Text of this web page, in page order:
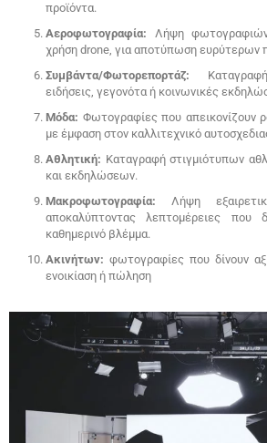
προϊόντα.
Αεροφωτογραφία: Λήψη
χρήση drone, για αποτύπωση ευρύτερων
Συμβάντα/Φωτορεπορτάζ:
ειδήσεις, γεγονότα ή κοινωνικές
Μόδα: Φωτογραφίες που απεικονίζουν
με έμφαση στον καλλιτεχνικό
Αθλητική: Καταγραφή στιγμιότυπων
και εκδηλώσεων.
Μακροφωτογραφία: Λήψη
αποκαλύπτοντας λεπτομέρειες που
καθημερινό βλέμμα.
Ακινήτων: φωτογραφίες που δίνουν
ενοικίαση ή πώληση